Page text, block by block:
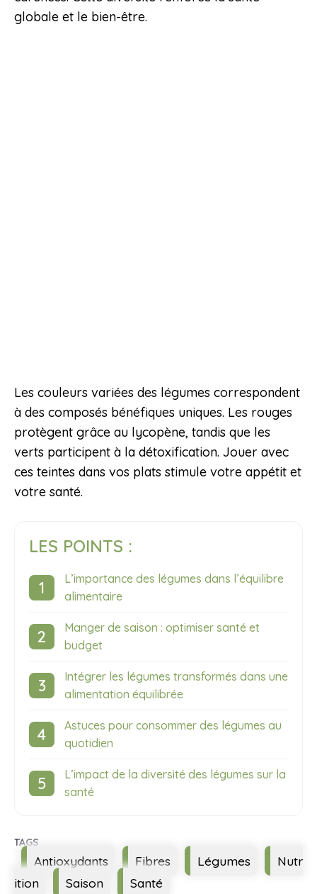
globale et le bien-être.
Les couleurs variées des légumes correspondent
à des composés bénéfiques uniques. Les rouges
protègent grâce au lycopène, tandis que les
verts participent à la détoxification. Jouer avec
ces teintes dans vos plats stimule votre appétit et
votre santé.
LES POINTS :
L’importance des légumes dans l’équilibre
alimentaire
Manger de saison : optimiser santé et
budget
Intégrer les légumes transformés dans une
alimentation équilibrée
Astuces pour consommer des légumes au
quotidien
L’impact de la diversité des légumes sur la
santé
Antioxydants Fibres Légumes
Nutr
ition
Saison Santé